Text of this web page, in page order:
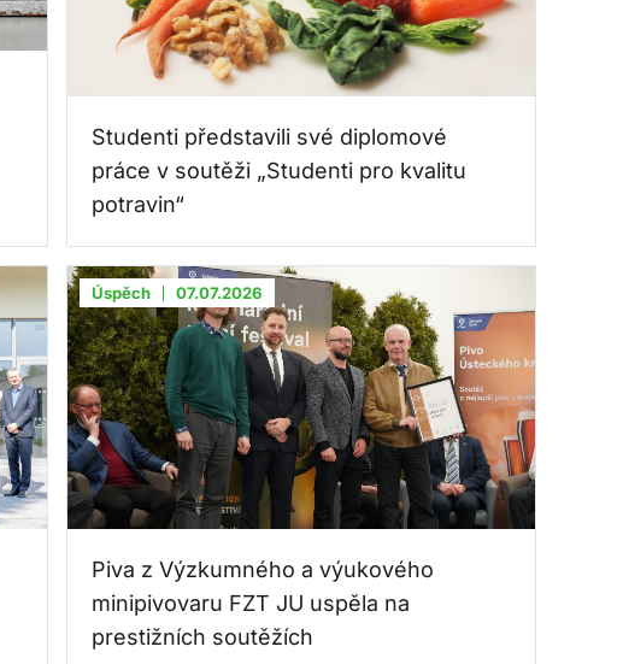
Studenti představili své diplomové
práce v soutěži „Studenti pro kvalitu
potravin“
Úspěch 07.07.2026
Piva z Výzkumného a výukového
minipivovaru FZT JU uspěla na
prestižních soutěžích